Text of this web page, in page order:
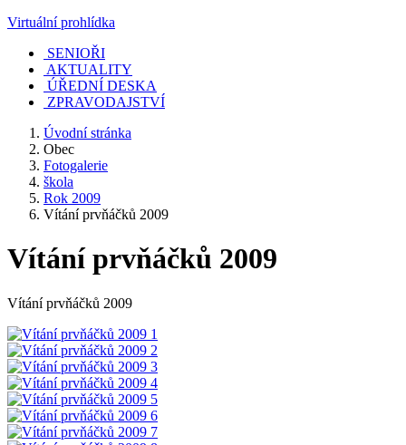
Virtuální prohlídka
SENIOŘI
AKTUALITY
ÚŘEDNÍ DESKA
ZPRAVODAJSTVÍ
Úvodní stránka
Obec
Fotogalerie
škola
Rok 2009
Vítání prvňáčků 2009
Vítání prvňáčků 2009
Vítání prvňáčků 2009